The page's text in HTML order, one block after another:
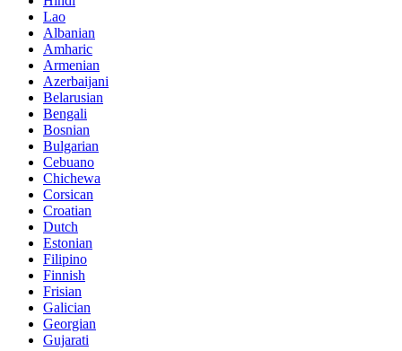
Lao
Albanian
Amharic
Armenian
Azerbaijani
Belarusian
Bengali
Bosnian
Bulgarian
Cebuano
Chichewa
Corsican
Croatian
Dutch
Estonian
Filipino
Finnish
Frisian
Galician
Georgian
Gujarati